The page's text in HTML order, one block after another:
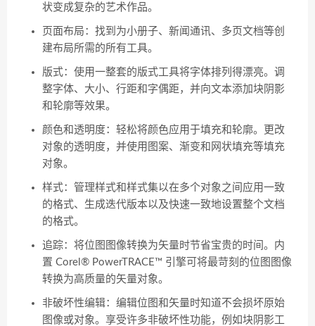
状变成复杂的艺术作品。
页面布局：找到为小册子、新闻通讯、多页文档等创
建布局所需的所有工具。
版式：使用一整套的版式工具将字体排列得漂亮。调
整字体、大小、行距和字偶距，并向文本添加块阴影
和轮廓等效果。
颜色和透明度：轻松将颜色应用于填充和轮廓。更改
对象的透明度，并使用图案、渐变和网状填充等填充
对象。
样式：管理样式和样式集以在多个对象之间应用一致
的格式、生成迭代版本以及快速一致地设置整个文档
的格式。
追踪：将位图图像转换为矢量时节省宝贵的时间。内
置 Corel® PowerTRACE™ 引擎可将最苛刻的位图图像
转换为高质量的矢量对象。
非破坏性编辑：编辑位图和矢量时知道不会损坏原始
图像或对象。享受许多非破坏性功能，例如块阴影工